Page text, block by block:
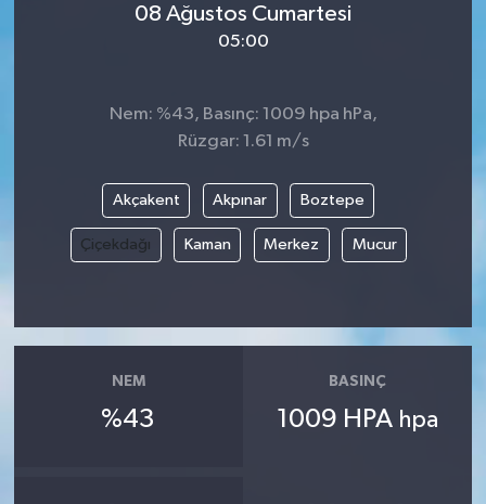
08 Ağustos Cumartesi
05:00
Nem: %43, Basınç: 1009 hpa hPa,
Rüzgar: 1.61 m/s
Akçakent Akpınar Boztepe
Çiçekdağı Kaman Merkez Mucur
NEM
%43
BASINÇ
1009 HPA hpa